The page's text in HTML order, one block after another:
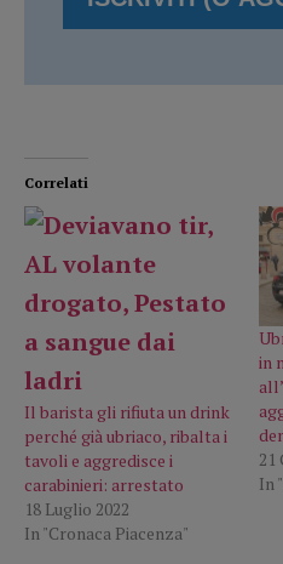
Correlati
Il barista gli rifiuta un drink
perché già ubriaco, ribalta i
tavoli e aggredisce i
carabinieri: arrestato
18 Luglio 2022
In "Cronaca Piacenza"
in
21
In